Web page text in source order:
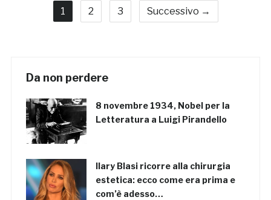
1 2 3 Successivo →
Da non perdere
8 novembre 1934, Nobel per la
Letteratura a Luigi Pirandello
Ilary Blasi ricorre alla chirurgia
estetica: ecco come era prima e
com’è adesso…